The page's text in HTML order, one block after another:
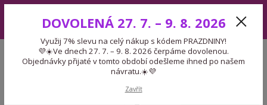
7. – 9. 8. 2026 čerpáme dovolenou. Objednávky přijaté v tomto období
odešleme ihned po našem návratu.☀️💜
CZK
Expedice 775 866 913
Po-Čt 9-15:30 Pá 9-14:30 Pauza 13-13:45
DOVOLENÁ 27. 7. – 9. 8. 2026
Využij 7% slevu na celý nákup s kódem PRAZDNINY!
💜☀️Ve dnech 27. 7. – 9. 8. 2026 čerpáme dovolenou.
Objednávky přijaté v tomto období odešleme ihned po našem
návratu.☀️💜
Zavřít